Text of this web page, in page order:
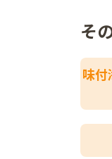
そ
味付